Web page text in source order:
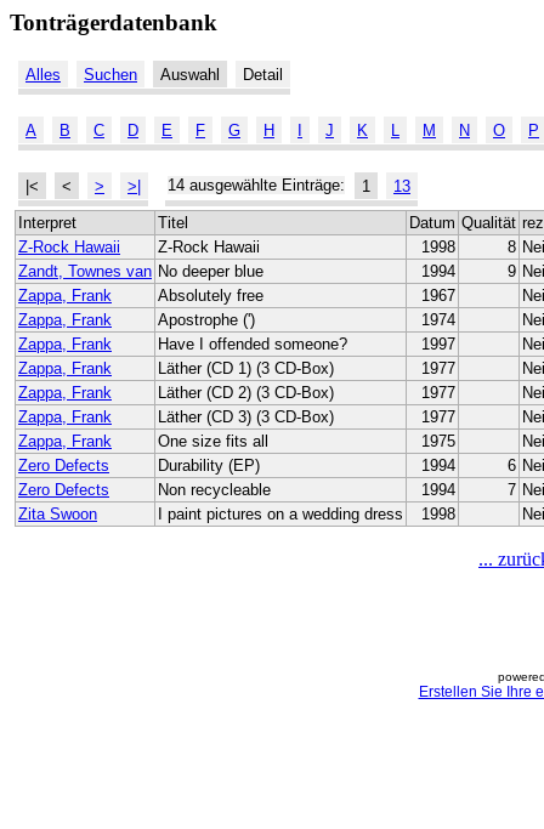
Tonträgerdatenbank
Alles Suchen Auswahl Detail
A B C D E F G H I J K L M N O P
|< < > >| 14 ausgewählte Einträge: 1
13
Interpret
Titel Datum Qualität
Z-Rock Hawaii
Z-Rock Hawaii 1998 8
Zandt, Townes van No deeper blue 1994 9
Zappa, Frank
Absolutely free 1967
Zappa, Frank
Apostrophe (') 1974
Zappa, Frank
Have I offended someone? 1997
Zappa, Frank
Läther (CD 1) (3 CD-Box) 1977
Zappa, Frank
Läther (CD 2) (3 CD-Box) 1977
Zappa, Frank
Läther (CD 3) (3 CD-Box) 1977
Zappa, Frank
One size fits all 1975
Zero Defects
Durability (EP) 1994 6
Zero Defects
Non recycleable 1994 7
Zita Swoon
I paint pictures on a wedding dress 1998
...
Erstellen Sie Ihre